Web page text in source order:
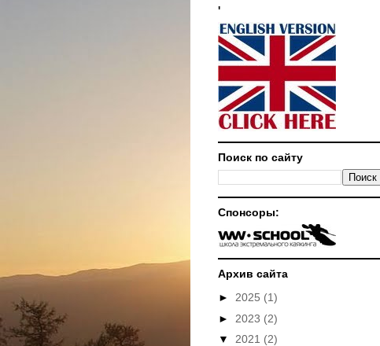
'
Поиск по сайту
Спонсоры:
Архив сайта
► 2025 (1)
► 2023 (2)
▼ 2021 (2)